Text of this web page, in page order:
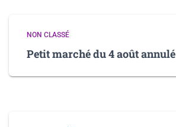
NON CLASSÉ
Petit marché du 4 août annulé